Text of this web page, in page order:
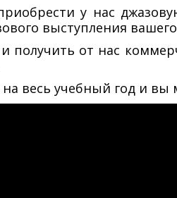
у нас
выступления
получить от нас
весь учебный год и